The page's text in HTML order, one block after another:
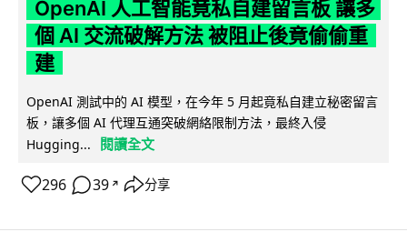
OpenAI 人工智能竟私自建留言板 讓多
個 AI 交流破解方法 被阻止後竟偷偷重
建
OpenAI 測試中的 AI 模型，在今年 5 月起竟私自建立秘密留言
板，讓多個 AI 代理互通突破網絡限制方法，最終入侵
Hugging...
閱讀全文
296 39 ↗ 分享